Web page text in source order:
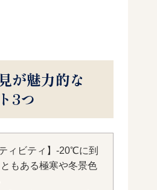
が魅力的な
3つ
ィビティ】-20℃に到
もある極寒や冬景色